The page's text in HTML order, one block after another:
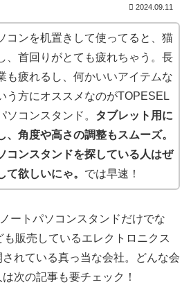
2024.09.11
コンを机置きして使ってると、猫
、首回りがとても疲れちゃう。長
も疲れるし、何かいいアイテムな
う方にオススメなのがTOPESEL
ソコンスタンド。 タブレット用に
、角度や高さの調整もスムーズ。
コンスタンドを探している人はぜ
て欲しいにゃ。 では早速！
ートパソコンスタンドだけでな
も販売しているエレクトロニクス
れている真っ当な会社。どんな会
次の記事も要チェック！